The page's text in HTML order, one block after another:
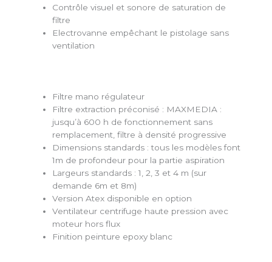
Contrôle visuel et sonore de saturation de
filtre
Electrovanne empêchant le pistolage sans
ventilation
Filtre mano régulateur
Filtre extraction préconisé : MAXMEDIA :
jusqu’à 600 h de fonctionnement sans
remplacement, filtre à densité progressive
Dimensions standards : tous les modèles font
1m de profondeur pour la partie aspiration
Largeurs standards : 1, 2, 3 et 4 m (sur
demande 6m et 8m)
Version Atex disponible en option
Ventilateur centrifuge haute pression avec
moteur hors flux
Finition peinture epoxy blanc